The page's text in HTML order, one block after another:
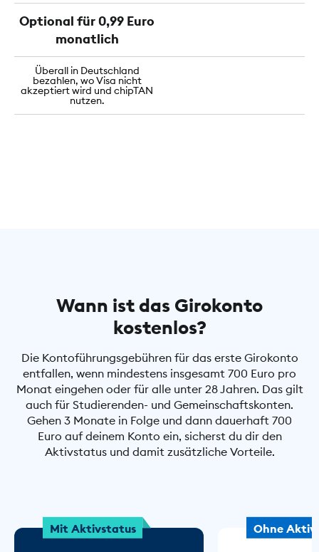
Optional für 0,99 Euro
monatlich
Überall in Deutschland
bezahlen, wo Visa nicht
akzeptiert wird und chipTAN
nutzen.
Wann ist das Girokonto
kostenlos?
Die Kontoführungsgebühren für das erste Girokonto
entfallen, wenn mindestens insgesamt 700 Euro pro
Monat eingehen oder für alle unter 28 Jahren. Das gilt
auch für Studierenden- und Gemeinschaftskonten.
Gehen 3 Monate in Folge und dann dauerhaft 700
Euro auf deinem Konto ein, sicherst du dir den
Aktivstatus und damit zusätzliche Vorteile.
Mit Aktivstatus Ohne